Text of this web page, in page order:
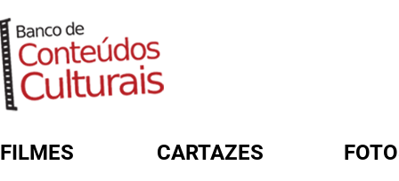
FILMES CARTAZES